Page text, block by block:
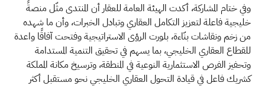
وفي ختام المشاركة، أكدت الهيئة العامة للعقار أن المنتدى مثّل منصةً
خليجية فاعلة لتعزيز التكامل العقاري وتبادل الخبرات، وأن ما شهده
من زخم ونقاشات بنّاءة، بلورت الرؤى الاستراتيجية وفتحت آفاقًا واعدة
للقطاع العقاري الخليجي، بما يسهم في تحقيق التنمية المستدامة
وتحفيز الفرص الاستثمارية النوعية في المنطقة، وترسيخ مكانة المملكة
كشريك فاعل في قيادة التحول العقاري الخليجي نحو مستقبل أكثر